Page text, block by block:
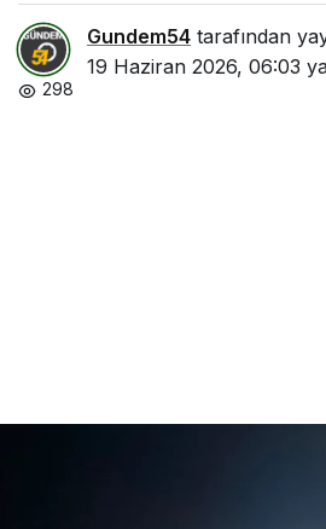
Gundem54 tarafından
19 Haziran 2026, 06:03
298